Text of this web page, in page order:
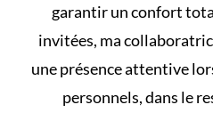
garantir un confort
invitées, ma
une présence attentive
personnels, dans le